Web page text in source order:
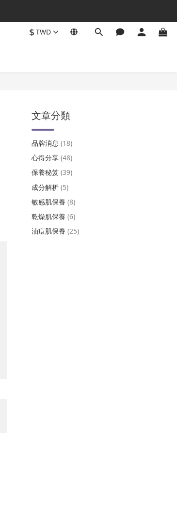
$TWD
文章分類
品牌消息 (18)
心得分享 (48)
保養秘笈 (39)
成分解析 (5)
敏感肌保養 (8)
乾燥肌保養 (6)
油痘肌保養 (25)